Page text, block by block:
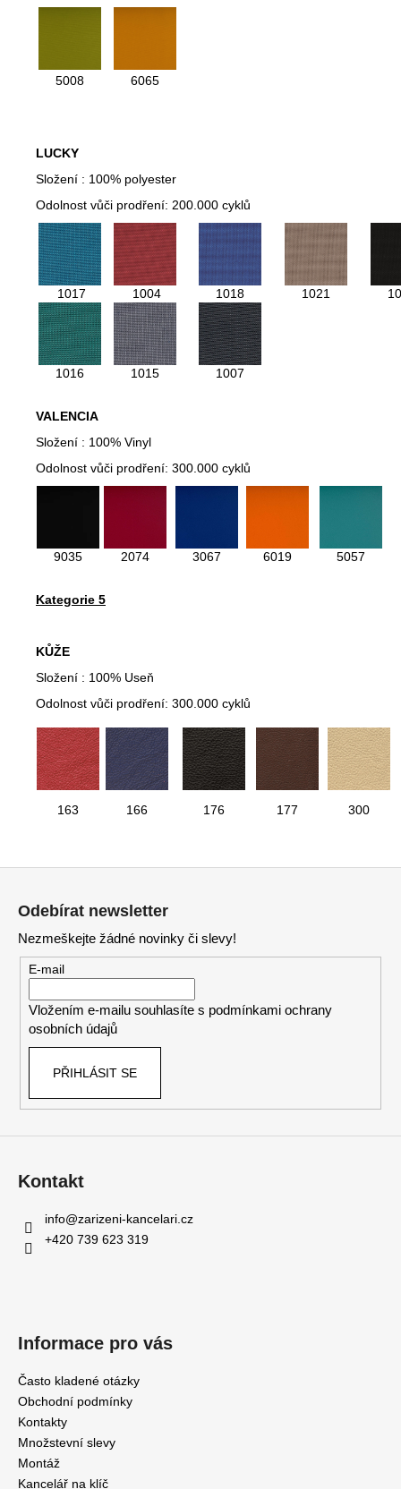
5008 6065
LUCKY
Složení : 100% polyester
Odolnost vůči prodření: 200.000 cyklů
1017 1004 1018 1021
1016 1015 1007
VALENCIA
Složení : 100% Vinyl
Odolnost vůči prodření: 300.000 cyklů
9035 2074 3067 6019 5057
Kategorie 5
KŮŽE
Složení : 100% Useň
Odolnost vůči prodření: 300.000 cyklů
163 166 176 177 300
Odebírat newsletter
Nezmeškejte žádné novinky či slevy!
E-mail
Vložením e-mailu souhlasíte s podmínkami ochrany
osobních údajů
PŘIHLÁSIT SE
Kontakt
info@zarizeni-kancelari.cz
+420 739 623 319
Informace pro vás
Často kladené otázky
Obchodní podmínky
Kontakty
Množstevní slevy
Montáž
Kancelář na klíč